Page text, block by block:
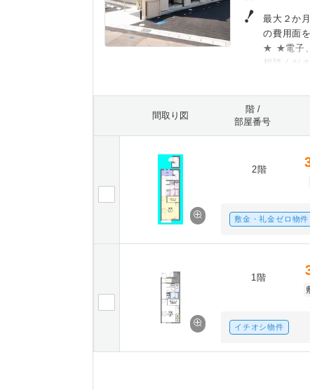
最大２か
の費用面
★ ★電子、
相談くだ
間取り図
階 /
部屋番号
2階
敷金・礼金ゼロ物件
1階
イチオシ物件